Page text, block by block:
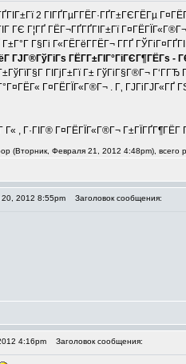
2 ГІГҐГµГ­ГЁГ·ГҐГ±ГЄГЁГµ
ГЄ Г¦ГҐ ГЁГ¬ГҐГҐГІГ±Гї
Г±Г°Г Г§Гі Г«ГЁГёГ­ГЁГ¬ Г­ГҐ
ГЈГ®ГўГіГѕ
ГІГјГ±Гї Г± ГўГіГ§Г®Г¬
Г¤ГЁГЇГ«Г®Г¬ . Г‚ ГЈГіГЈГ«ГҐ
, Г·ГІГ® Г¤ГЁГЇГ«Г®Г¬ Г±ГЇГҐГ¶ГЁГ
(Вторник, Февраля 21, 2012 4:48pm), всего
2012 8:55pm Заголовок сообщения:
4:16pm Заголовок сообщения: